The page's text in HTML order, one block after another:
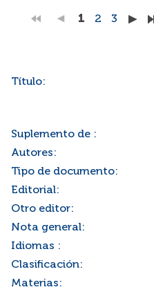
1 2 3
Título:
Suplemento de :
Autores:
Tipo de documento:
Editorial:
Otro editor:
Nota general:
Idiomas :
Clasificación:
Materias: